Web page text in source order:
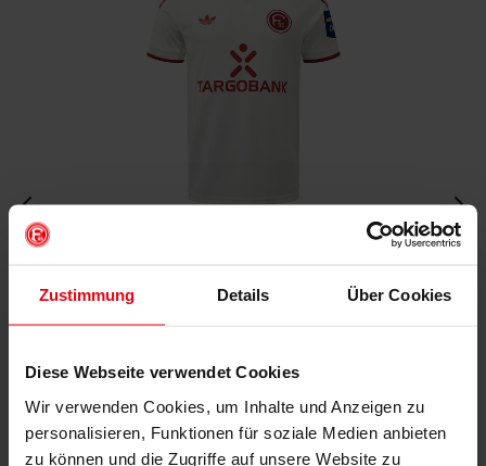
Zustimmung Details Über Cookies
Diese Webseite verwendet Cookies
Wir verwenden Cookies, um Inhalte und Anzeigen zu
personalisieren, Funktionen für soziale Medien anbieten
zu können und die Zugriffe auf unsere Website zu
€ 89,95
Mitgliederpreis: € 80,96